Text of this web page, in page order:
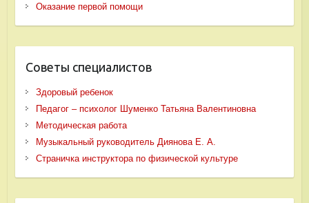
Оказание первой помощи
Советы специалистов
Здоровый ребенок
Педагог – психолог Шуменко Татьяна Валентиновна
Методическая работа
Музыкальный руководитель Диянова Е. А.
Страничка инструктора по физической культуре